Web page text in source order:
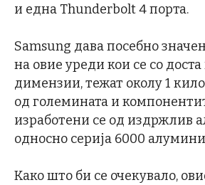
и една Thunderbolt 4 порта.
Samsung дава посебно
на овие уреди кои се со
димензии, тежат околу 1
од големината и
изработени се од издржлив
односно серија 6000
Како што би се очекувало,